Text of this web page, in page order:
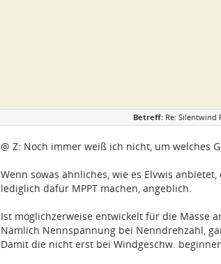
Betreff: Re: Silentwind
@ Z: Noch immer weiß ich nicht, um welches
Wenn sowas ähnliches, wie es Elvwis
lediglich dafür MPPT machen, angeblich.
Ist möglichzerweise entwickelt für die Masse
Nämlich Nennspannung bei Nenndrehzahl,
Damit die nicht erst bei Windgeschw.